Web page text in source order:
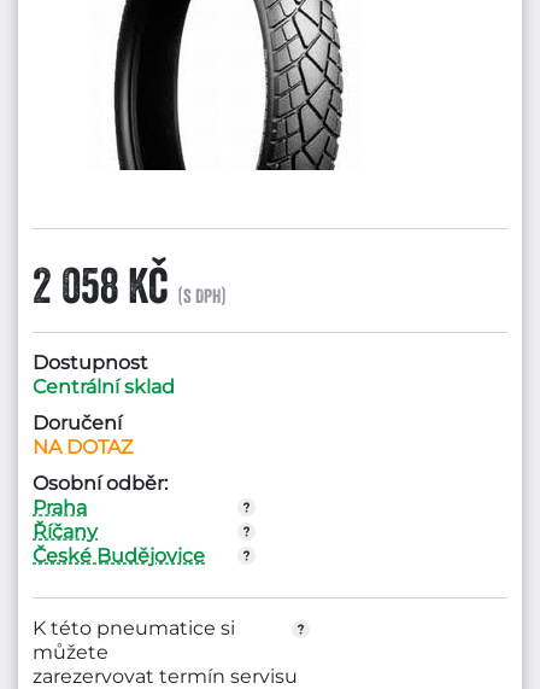
2 058 Kč (s DPH)
Dostupnost
Centrální sklad
Doručení
NA DOTAZ
Osobní odběr:
Praha
Říčany
České Budějovice
K této pneumatice si
můžete
zarezervovat termín servisu